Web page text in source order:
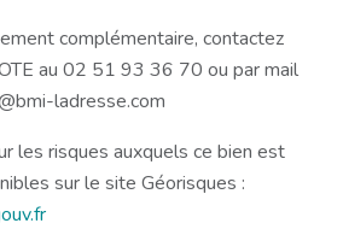
complémentaire, contactez
au 02 51 93 36 70 ou par mail
ladresse.com
les risques auxquels ce bien est
sur le site Géorisques :